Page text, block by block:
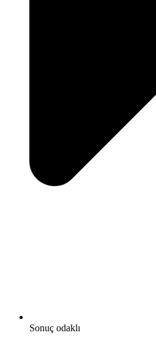
Sonuç odaklı